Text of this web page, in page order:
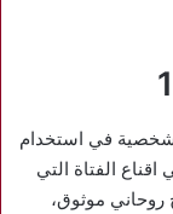
في استخدام
الفتاة التي
روحاني موثوق،